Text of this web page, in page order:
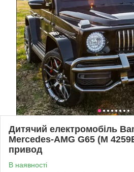
Дитячий електромобіль
Mercedes-AMG G65 (M
привод
В наявності